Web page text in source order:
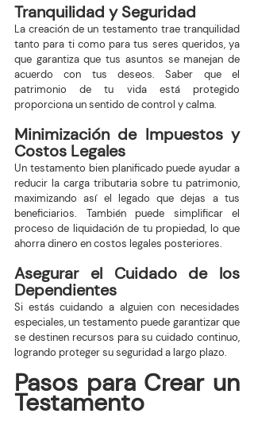
Tranquilidad y Seguridad
La creación de un testamento trae tranquilidad
tanto para ti como para tus seres queridos, ya
que garantiza que tus asuntos se manejan de
acuerdo con tus deseos. Saber que el
patrimonio de tu vida está protegido
proporciona un sentido de control y calma.
Minimización de Impuestos y
Costos Legales
Un testamento bien planificado puede ayudar a
reducir la carga tributaria sobre tu patrimonio,
maximizando así el legado que dejas a tus
beneficiarios. También puede simplificar el
proceso de liquidación de tu propiedad, lo que
ahorra dinero en costos legales posteriores.
Asegurar el Cuidado de los
Dependientes
Si estás cuidando a alguien con necesidades
especiales, un testamento puede garantizar que
se destinen recursos para su cuidado continuo,
logrando proteger su seguridad a largo plazo.
Pasos para Crear un
Testamento